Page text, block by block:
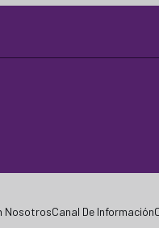
NosotrosCanal De Información